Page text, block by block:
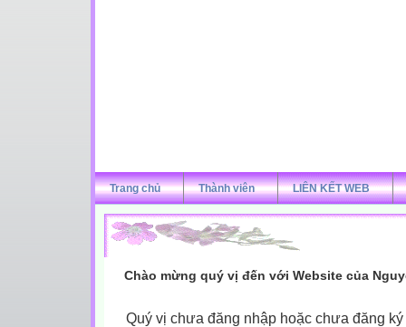
Trang chủ Thành viên LIÊN KẾT WEB
Chào mừng quý vị đến với Website của
Quý vị chưa đăng nhập hoặc chưa đăng